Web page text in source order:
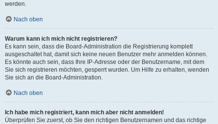
werden.
Nach oben
Warum kann ich mich nicht registrieren?
Es kann sein, dass die Board-Administration die Registrierung komplett
ausgeschaltet hat, damit sich keine neuen Benutzer mehr anmelden können.
Es könnte auch sein, dass Ihre IP-Adresse oder der Benutzername, mit dem
Sie sich registrieren möchten, gesperrt wurden. Um Hilfe zu erhalten, wenden
Sie sich an die Board-Administration.
Nach oben
Ich habe mich registriert, kann mich aber nicht anmelden!
Überprüfen Sie zuerst, ob Sie den richtigen Benutzernamen und das richtige